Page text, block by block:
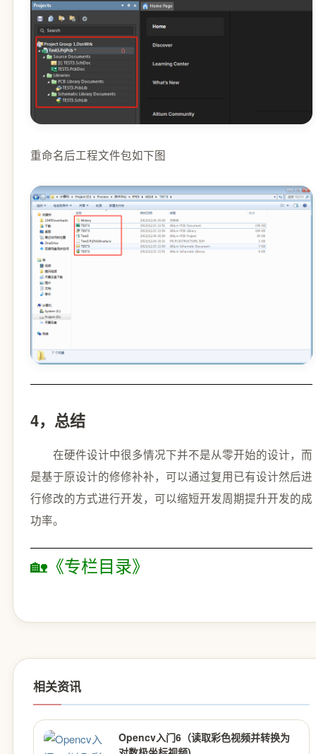
重命名后工程文件包如下图
4，总结
在硬件设计中很多情况下并不是从零开始的设计，而
是基于原设计的修修补补，可以通过复用已有设计然后进
行修改的方式进行开发，可以缩短开发周期提升开发的成
功率。
🏡《专栏目录》
相关资讯
Opencv入门6（读取彩色视频并转换为